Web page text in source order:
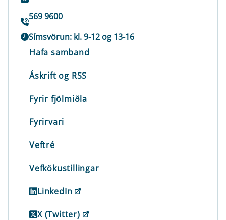
569 9600
Símsvörun: kl. 9-12 og 13-16
Hafa samband
Áskrift og RSS
Fyrir fjölmiðla
Fyrirvari
Veftré
Vefkökustillingar
LinkedIn
X (Twitter)